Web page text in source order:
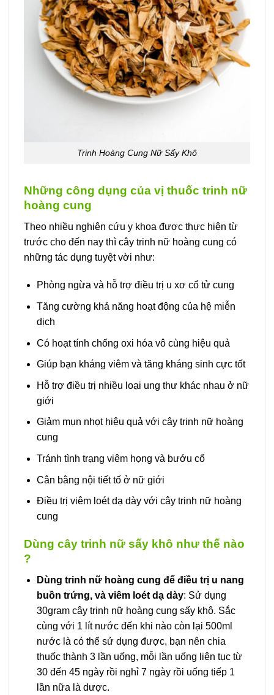
Trinh Hoàng Cung Nữ Sấy Khô
Những công dụng của vị thuốc trinh nữ
hoàng cung
Theo nhiều nghiên cứu y khoa được thực hiện từ
trước cho đến nay thì cây trinh nữ hoàng cung có
những tác dụng tuyệt vời như:
Phòng ngừa và hỗ trợ điều trị u xơ cổ tử cung
Tăng cường khả năng hoạt động của hệ miễn
dịch
Có hoạt tính chống oxi hóa vô cùng hiệu quả
Giúp bạn kháng viêm và tăng kháng sinh cực tốt
Hỗ trợ điều trị nhiều loại ung thư khác nhau ở nữ
giới
Giảm mụn nhọt hiệu quả với cây trinh nữ hoàng
cung
Tránh tình trạng viêm họng và bướu cổ
Cân bằng nội tiết tố ở nữ giới
Điều trị viêm loét dạ dày với cây trinh nữ hoàng
cung
Dùng cây trinh nữ sấy khô như thế nào
?
Dùng trinh nữ hoàng cung để điều trị u nang
buồn trứng, và viêm loét dạ dày: Sử dụng
30gram cây trinh nữ hoàng cung sấy khô. Sắc
cùng với 1 lít nước đến khi nào còn lại 500ml
nước là có thể sử dụng được, bạn nên chia
thuốc thành 3 lần uống, mỗi lần uống liên tục từ
30 đến 45 ngày rồi nghỉ 7 ngày rồi uống tiếp 1
lần nữa là dược.